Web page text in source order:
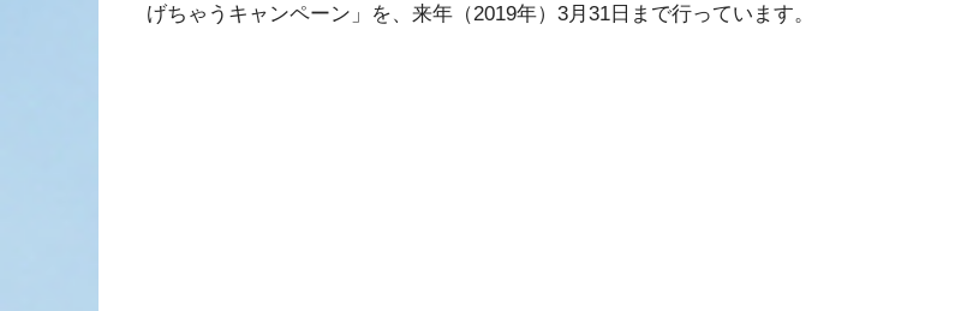
げちゃうキャンペーン」を、来年（2019年）3月31日まで行っています。